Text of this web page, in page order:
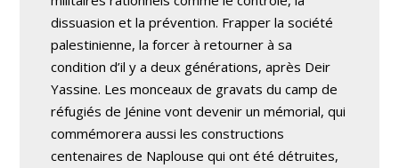
dissuasion et la prévention. Frapper la société
palestinienne, la forcer à retourner à sa
condition d’il y a deux générations, après Deir
Yassine. Les monceaux de gravats du camp de
réfugiés de Jénine vont devenir un mémorial, qui
commémorera aussi les constructions
centenaires de Naplouse qui ont été détruites,